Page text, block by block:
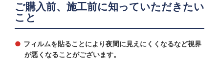
ご購入前、施工前に知っていただきたい
こと
フィルムを貼ることにより夜間に見えにくくなるなど視界
が悪くなることがございます。